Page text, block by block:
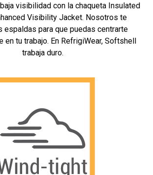
visibilidad con la chaqueta Insulated
Visibility Jacket. Nosotros te
espaldas para que puedas centrarte
en tu trabajo. En RefrigiWear, Softshell
trabaja duro.